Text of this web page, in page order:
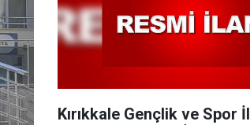
Kırıkkale Gençlik ve Spor İl